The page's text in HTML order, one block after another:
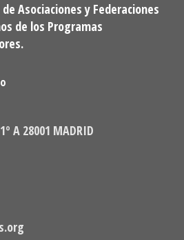
Asociaciones y Federaciones
de los Programas
A 28001 MADRID